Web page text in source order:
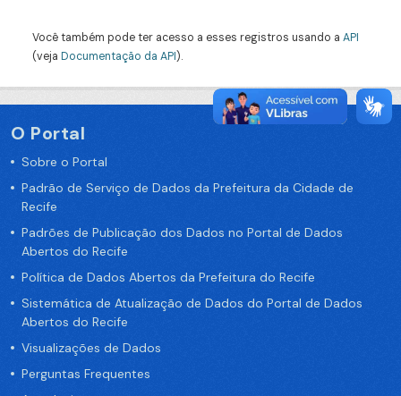
Você também pode ter acesso a esses registros usando a API
(veja Documentação da API).
O Portal
Sobre o Portal
Padrão de Serviço de Dados da Prefeitura da Cidade de
Recife
Padrões de Publicação dos Dados no Portal de Dados
Abertos do Recife
Política de Dados Abertos da Prefeitura do Recife
Sistemática de Atualização de Dados do Portal de Dados
Abertos do Recife
Visualizações de Dados
Perguntas Frequentes